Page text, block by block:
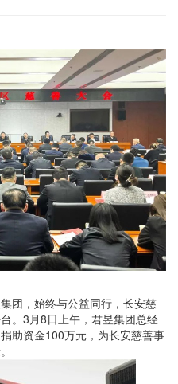
团，始终与公益同行，长安慈
。3月8日上午，君昱集团总经
助资金100万元，为长安慈善事